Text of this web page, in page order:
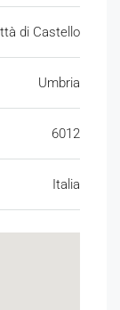
di Castello
Umbria
6012
Italia